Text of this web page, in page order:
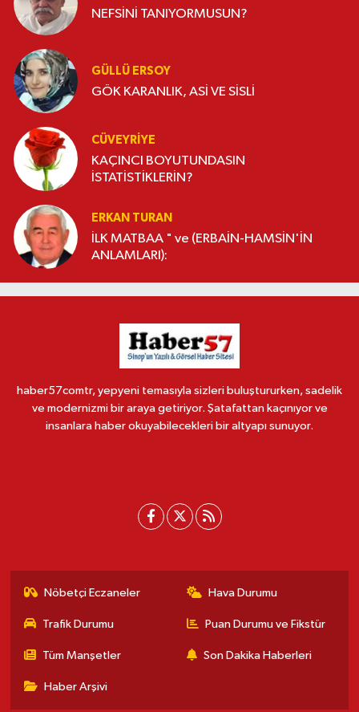
NEFSİNİ TANIYORMUSUN?
GÜLLÜ ERSOY
GÖK KARANLIK, ASİ VE SİSLİ
CÜVEYRIYE
KAÇINCI BOYUTUNDASIN
İSTATİSTİKLERİN?
ERKAN TURAN
İLK MATBAA " ve (ERBAİN-HAMSİN'İN
ANLAMLARI):
haber57comtr, yepyeni temasıyla sizleri buluştururken, sadelik
ve modernizmi bir araya getiriyor. Şatafattan kaçınıyor ve
insanlara haber okuyabilecekleri bir altyapı sunuyor.
Nöbetçi Eczaneler Hava Durumu
Trafik Durumu Puan Durumu ve Fikstür
Tüm Manşetler Son Dakika Haberleri
Haber Arşivi